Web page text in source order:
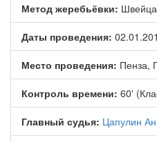
Метод жеребьёвки:
Даты проведения:
Место проведения: Пенза,
Контроль времени: 60'
Главный судья: Цапулин